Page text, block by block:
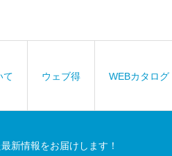
て ウェブ得 WEBカタログ
新情報をお届けします！